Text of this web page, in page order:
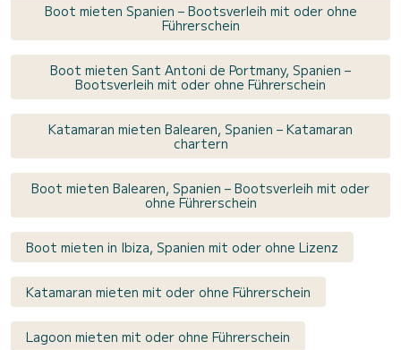
Boot mieten Spanien – Bootsverleih mit oder ohne
Führerschein
Boot mieten Sant Antoni de Portmany, Spanien –
Bootsverleih mit oder ohne Führerschein
Katamaran mieten Balearen, Spanien – Katamaran
chartern
Boot mieten Balearen, Spanien – Bootsverleih mit oder
ohne Führerschein
Boot mieten in Ibiza, Spanien mit oder ohne Lizenz
Katamaran mieten mit oder ohne Führerschein
Lagoon mieten mit oder ohne Führerschein